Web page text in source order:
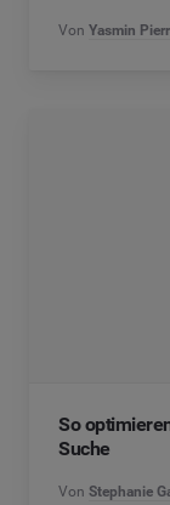
Von Yasmin
So
Suche
Von Stephanie